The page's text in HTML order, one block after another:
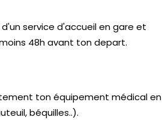
d'un service d'accueil en gare et
48h avant ton depart.
ton équipement médical en
béquilles..).